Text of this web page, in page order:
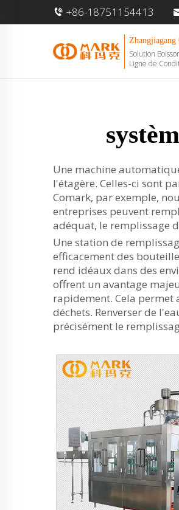
+86-18751154413
Solution
Ligne de
Une machine
l'étagère. Celles-ci sont
Comark, par exemple,
entreprises peuvent
adéquat, le remplissage
Une station de
efficacement des
rend idéaux dans des
offrent un avantage
rapidement. Cela permet
déchets. Renverser de
précisément le